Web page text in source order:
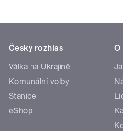
Český rozhlas
Válka na Ukrajině
Komunální volby
Stanice
eShop
O